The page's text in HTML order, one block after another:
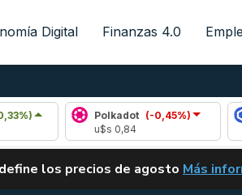
Digital Finanzas 4.0
Polkadot (-0,45%)
ALERTA
los precios de agosto VUELVE
Más